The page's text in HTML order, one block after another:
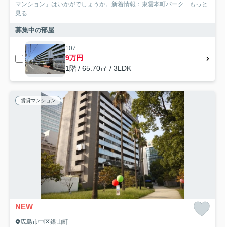
マンション」はいかがでしょうか。新着情報：東雲本町パーク... もっと
見る
募集中の部屋
107
9万円
1階 / 65.70㎡ / 3LDK
賃貸マンション
NEW
広島市中区銀山町